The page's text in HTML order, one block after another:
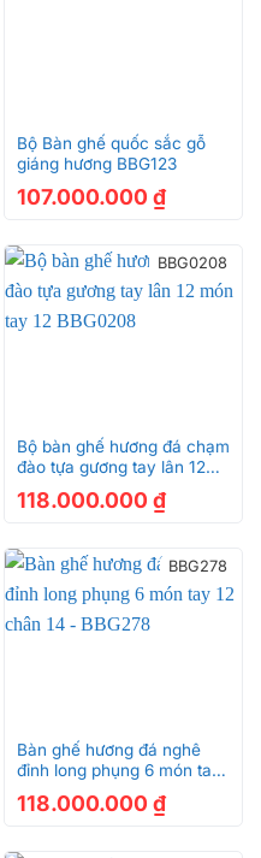
Bộ Bàn ghế quốc sắc gỗ
giáng hương BBG123
107.000.000 ₫
BBG0208
Bộ bàn ghế hương đá chạm
đào tựa gương tay lân 12
118.000.000 ₫
BBG278
Bàn ghế hương đá nghê
đỉnh long phụng 6 món tay
118.000.000 ₫